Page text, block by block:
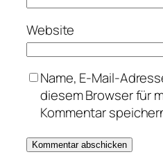
Website
Name, E-Mail-
diesem Browser für
Kommentar